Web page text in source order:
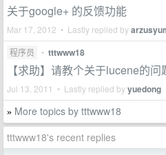
关于google+ 的反馈功能
Mar 17, 2012 • Lastly replied by
程序员 • tttwww18
【求助】请教个关于lucene的问
Jul 13, 2011 • Lastly replied byyuedong
» More topics by tttwww18
tttwww18's recent replies